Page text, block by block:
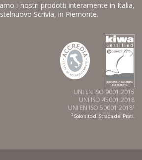
i nostri prodotti interamente in Italia,
Scrivia, in Piemonte.
UNI EN ISO 9001:2015
UNI ISO 45001:2018
UNI EN ISO 50001:20181
1 Solo sito di Strada dei Prati.